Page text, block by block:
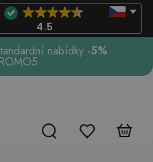
4.5
nabídky -5%